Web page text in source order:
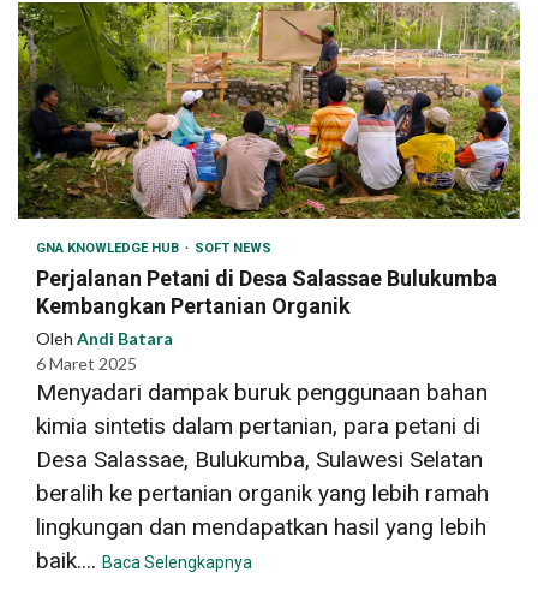
GNA KNOWLEDGE HUB SOFT NEWS
Perjalanan Petani di Desa Salassae Bulukumba
Kembangkan Pertanian Organik
Oleh Andi Batara
6 Maret 2025
Menyadari dampak buruk penggunaan bahan
kimia sintetis dalam pertanian, para petani di
Desa Salassae, Bulukumba, Sulawesi Selatan
beralih ke pertanian organik yang lebih ramah
lingkungan dan mendapatkan hasil yang lebih
baik.... Baca Selengkapnya